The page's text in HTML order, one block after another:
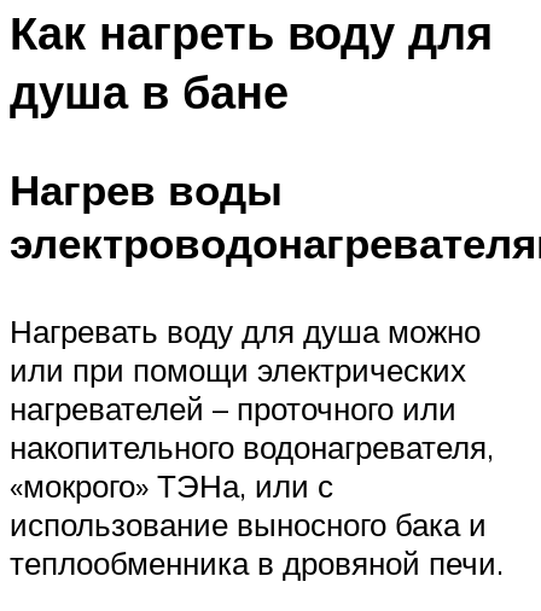
Как нагреть воду для
душа в бане
Нагрев воды
Нагревать воду для душа можно
или при помощи электрических
нагревателей – проточного или
накопительного водонагревателя,
«мокрого» ТЭНа, или с
использование выносного бака и
теплообменника в дровяной печи.